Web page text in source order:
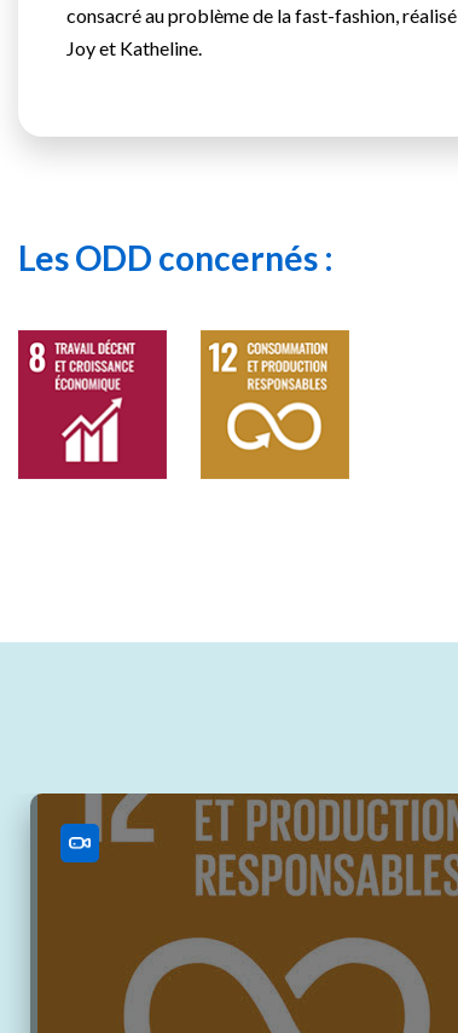
consacré au problème de la fast-fashion,
Joy et Katheline.
Les ODD concernés :